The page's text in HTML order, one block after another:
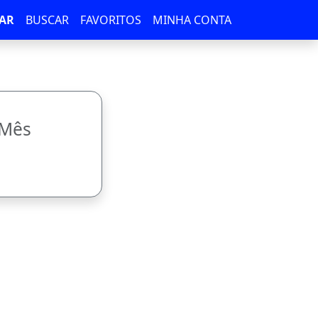
BUSCAR FAVORITOS MINHA CONTA